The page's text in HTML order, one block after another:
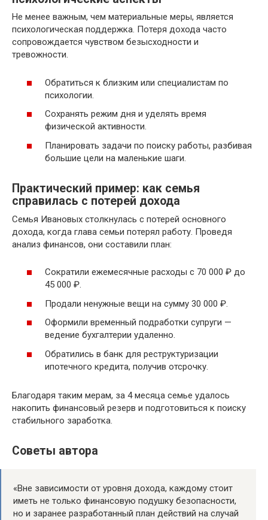
Не менее важным, чем материальные меры, является
психологическая поддержка. Потеря дохода часто
сопровождается чувством безысходности и
тревожности.
Обратиться к близким или специалистам по
психологии.
Сохранять режим дня и уделять время
физической активности.
Планировать задачи по поиску работы, разбивая
большие цели на маленькие шаги.
Практический пример: как семья
справилась с потерей дохода
Семья Ивановых столкнулась с потерей основного
дохода, когда глава семьи потерял работу. Проведя
анализ финансов, они составили план:
Сократили ежемесячные расходы с 70 000 ₽ до
45 000 ₽.
Продали ненужные вещи на сумму 30 000 ₽.
Оформили временный подработки супруги —
ведение бухгалтерии удаленно.
Обратились в банк для реструктуризации
ипотечного кредита, получив отсрочку.
Благодаря таким мерам, за 4 месяца семье удалось
накопить финансовый резерв и подготовиться к поиску
стабильного заработка.
Советы автора
«Вне зависимости от уровня дохода, каждому стоит
иметь не только финансовую подушку безопасности,
но и заранее разработанный план действий на случай